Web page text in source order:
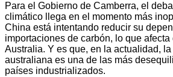
Para el Gobierno de Camberra, el
climático llega en el momento más
China está intentando reducir su
importaciones de carbón, lo que afecta
Australia. Y es que, en la actualidad,
australiana es una de las más
países industrializados.